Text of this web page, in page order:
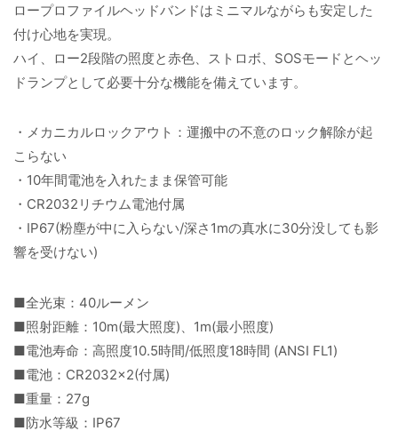
ロープロファイルヘッドバンドはミニマルながらも安定した
付け心地を実現。
ハイ、ロー2段階の照度と赤色、ストロボ、SOSモードとヘッ
ドランプとして必要十分な機能を備えています。
・メカニカルロックアウト：運搬中の不意のロック解除が起
こらない
・10年間電池を入れたまま保管可能
・CR2032リチウム電池付属
・IP67(粉塵が中に入らない/深さ1mの真水に30分没しても影
響を受けない)
■全光束：40ルーメン
■照射距離：10m(最大照度)、1m(最小照度)
■電池寿命：高照度10.5時間/低照度18時間 (ANSI FL1)
■電池：CR2032×2(付属)
■重量：27g
■防水等級：IP67